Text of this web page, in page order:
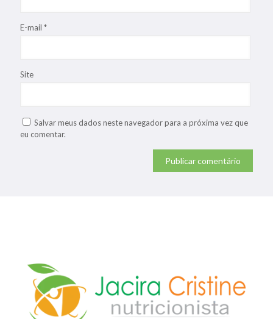
E-mail *
Site
Salvar meus dados neste navegador para a próxima vez que
eu comentar.